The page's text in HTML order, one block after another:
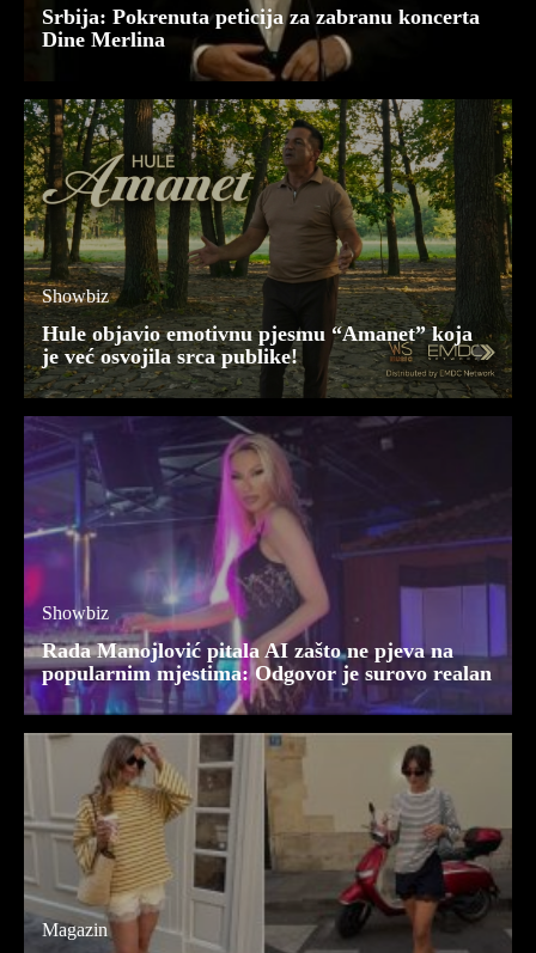
Srbija: Pokrenuta peticija za zabranu koncerta
Dine Merlina
Showbiz
Hule objavio emotivnu pjesmu “Amanet” koja
je već osvojila srca publike!
Showbiz
Rada Manojlović pitala AI zašto ne pjeva na
popularnim mjestima: Odgovor je surovo realan
Magazin